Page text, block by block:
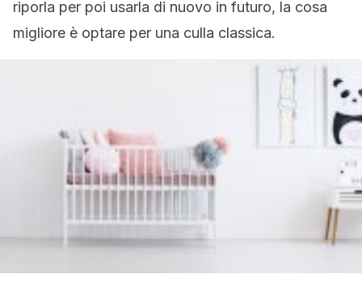
riporla per poi usarla di nuovo in futuro, la cosa
migliore è optare per una culla classica.